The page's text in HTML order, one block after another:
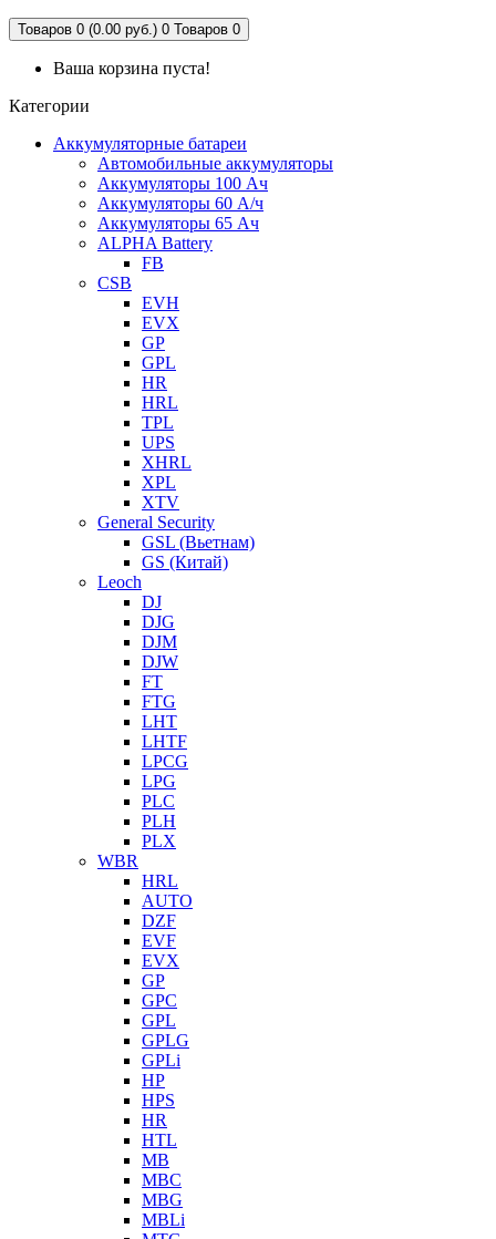
Товаров 0 (0.00 руб.) 0 Товаров 0
Ваша корзина пуста!
Категории
Аккумуляторные батареи
Автомобильные аккумуляторы
Аккумуляторы 100 Ач
Аккумуляторы 60 А/ч
Аккумуляторы 65 Ач
ALPHA Battery
FB
CSB
EVH
EVX
GP
GPL
HR
HRL
TPL
UPS
XHRL
XPL
XTV
General Security
GSL (Вьетнам)
GS (Китай)
Leoch
DJ
DJG
DJM
DJW
FT
FTG
LHT
LHTF
LPCG
LPG
PLC
PLH
PLX
WBR
HRL
AUTO
DZF
EVF
EVX
GP
GPC
GPL
GPLG
GPLi
HP
HPS
HR
HTL
MB
MBC
MBG
MBLi